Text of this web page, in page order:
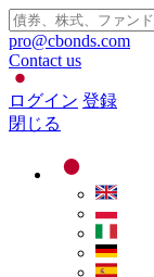
pro@cbonds.com
Contact us
ログイン 登録
閉じる